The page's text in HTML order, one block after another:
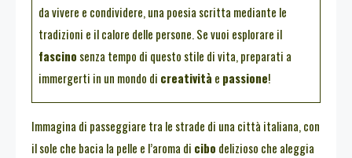
da vivere e condividere, una poesia scritta mediante le
tradizioni e il calore delle persone. Se vuoi esplorare il
fascino senza tempo di questo stile di vita, preparati a
immergerti in un mondo di creatività e passione!
Immagina di passeggiare tra le strade di una città italiana, con
il sole che bacia la pelle e l’aroma di cibo delizioso che aleggia